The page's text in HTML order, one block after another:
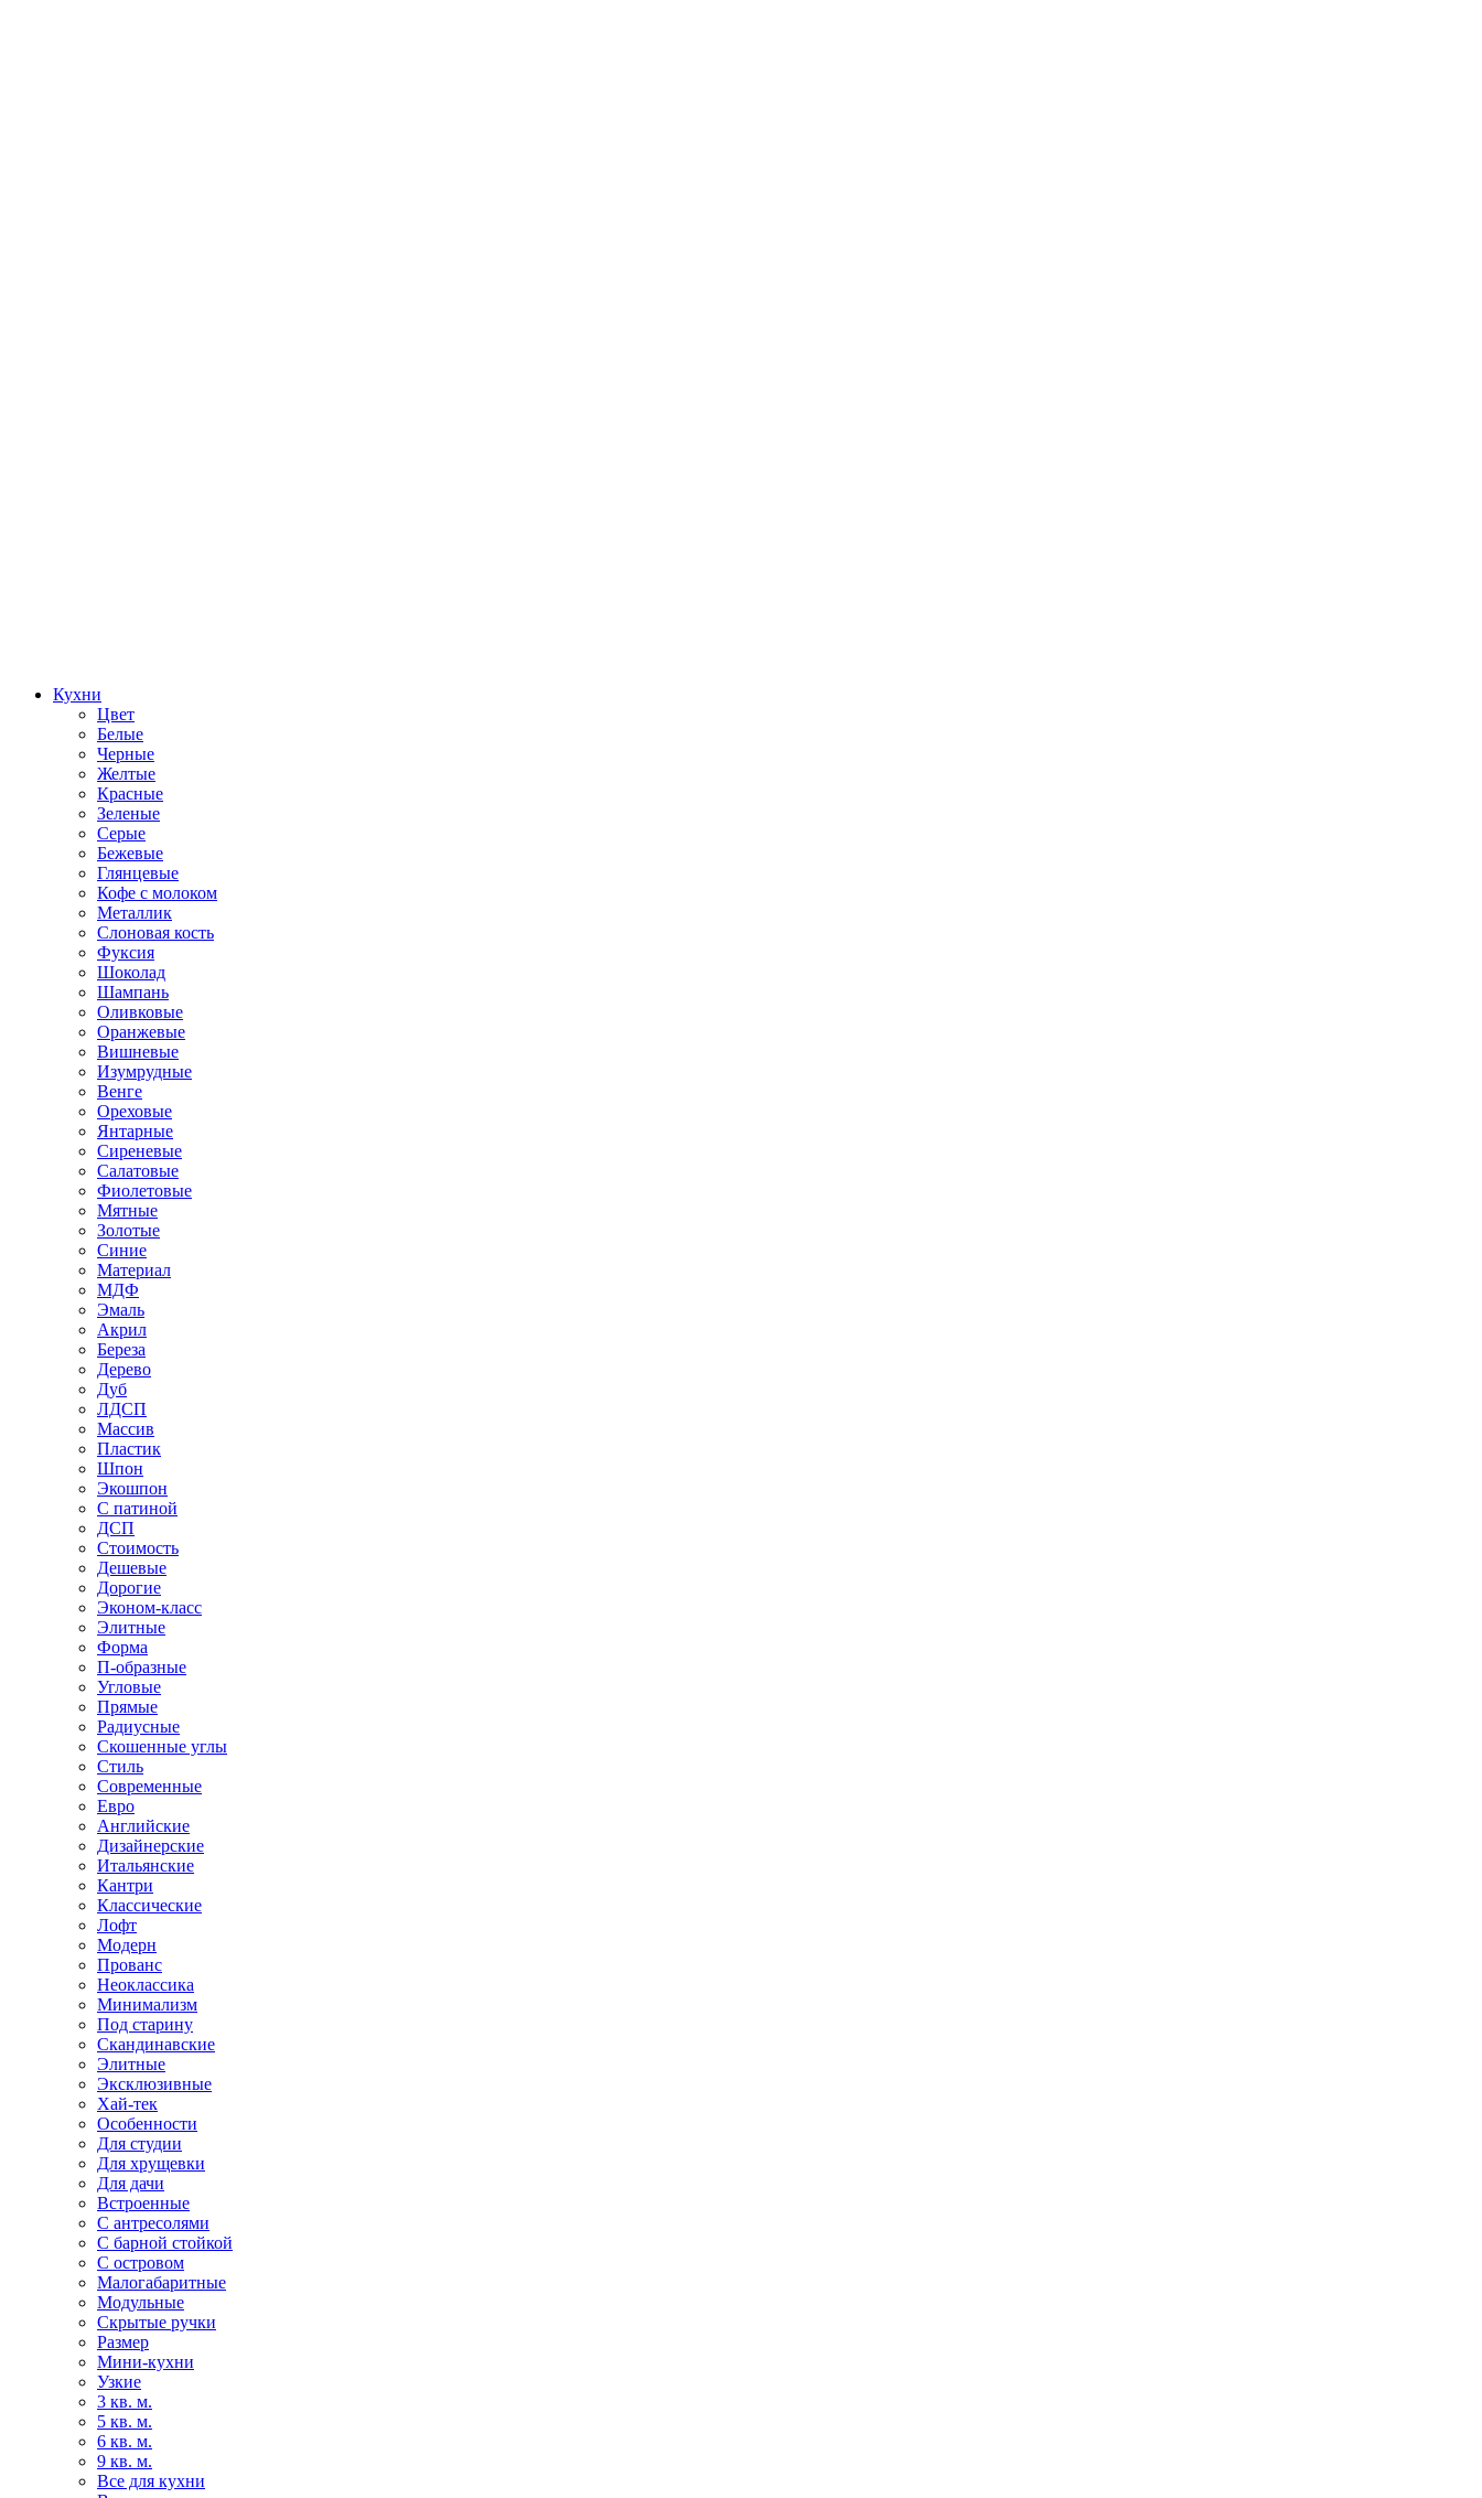
Кухни
Цвет
Белые
Черные
Желтые
Красные
Зеленые
Серые
Бежевые
Глянцевые
Кофе с молоком
Металлик
Слоновая кость
Фуксия
Шоколад
Шампань
Оливковые
Оранжевые
Вишневые
Изумрудные
Венге
Ореховые
Янтарные
Сиреневые
Салатовые
Фиолетовые
Мятные
Золотые
Синие
Материал
МДФ
Эмаль
Акрил
Береза
Дерево
Дуб
ЛДСП
Массив
Пластик
Шпон
Экошпон
С патиной
ДСП
Стоимость
Дешевые
Дорогие
Эконом-класс
Элитные
Форма
П-образные
Угловые
Прямые
Радиусные
Скошенные углы
Стиль
Современные
Евро
Английские
Дизайнерские
Итальянские
Кантри
Классические
Лофт
Модерн
Прованс
Неоклассика
Минимализм
Под старину
Скандинавские
Элитные
Эксклюзивные
Хай-тек
Особенности
Для студии
Для хрущевки
Для дачи
Встроенные
С антресолями
С барной стойкой
С островом
Малогабаритные
Модульные
Скрытые ручки
Размер
Мини-кухни
Узкие
3 кв. м.
5 кв. м.
6 кв. м.
9 кв. м.
Все для кухни